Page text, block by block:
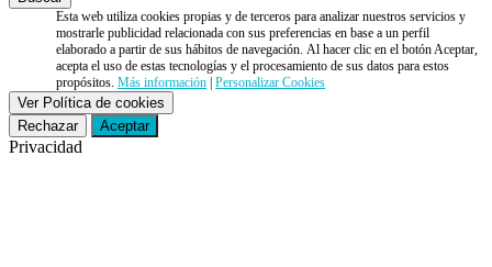
Esta web utiliza cookies propias y de terceros para analizar nuestros servicios y
mostrarle publicidad relacionada con sus preferencias en base a un perfil
elaborado a partir de sus hábitos de navegación. Al hacer clic en el botón Aceptar,
acepta el uso de estas tecnologías y el procesamiento de sus datos para estos
propósitos.Más información |Personalizar Cookies
Ver Política de cookies
Rechazar
Aceptar
Privacidad